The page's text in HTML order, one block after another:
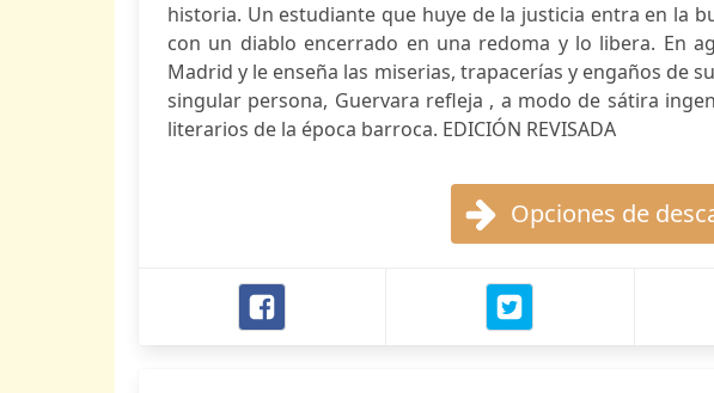
historia. Un estudiante que huye de la justicia entra en la
con un diablo encerrado en una redoma y lo libera. En
Madrid y le enseña las miserias, trapacerías y engaños de
singular persona, Guervara refleja , a modo de sátira
literarios de la época barroca. EDICIÓN REVISADA
Opciones de